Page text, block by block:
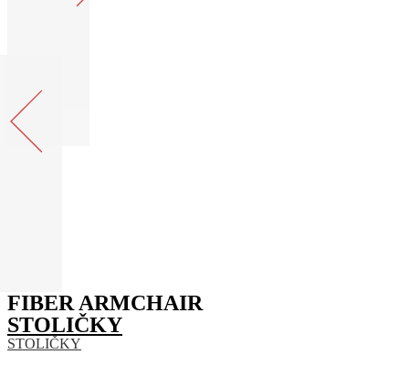
FIBER ARMCHAIR
STOLIČKY
STOLIČKY